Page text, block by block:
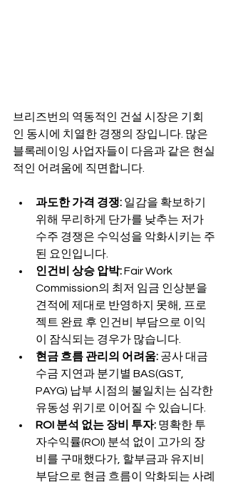
브리즈번의 역동적인 건설 시장은 기회
인 동시에 치열한 경쟁의 장입니다. 많은
블록레이잉 사업자들이 다음과 같은 현실
적인 어려움에 직면합니다.
과도한 가격 경쟁: 일감을 확보하기
위해 무리하게 단가를 낮추는 저가
수주 경쟁은 수익성을 악화시키는 주
된 요인입니다.
인건비 상승 압박: Fair Work
Commission의 최저 임금 인상분을
견적에 제대로 반영하지 못해, 프로
젝트 완료 후 인건비 부담으로 이익
이 잠식되는 경우가 많습니다.
현금 흐름 관리의 어려움: 공사 대금
수금 지연과 분기별 BAS(GST,
PAYG) 납부 시점의 불일치는 심각한
유동성 위기로 이어질 수 있습니다.
ROI 분석 없는 장비 투자: 명확한 투
자수익률(ROI) 분석 없이 고가의 장
비를 구매했다가, 할부금과 유지비
부담으로 현금 흐름이 악화되는 사례